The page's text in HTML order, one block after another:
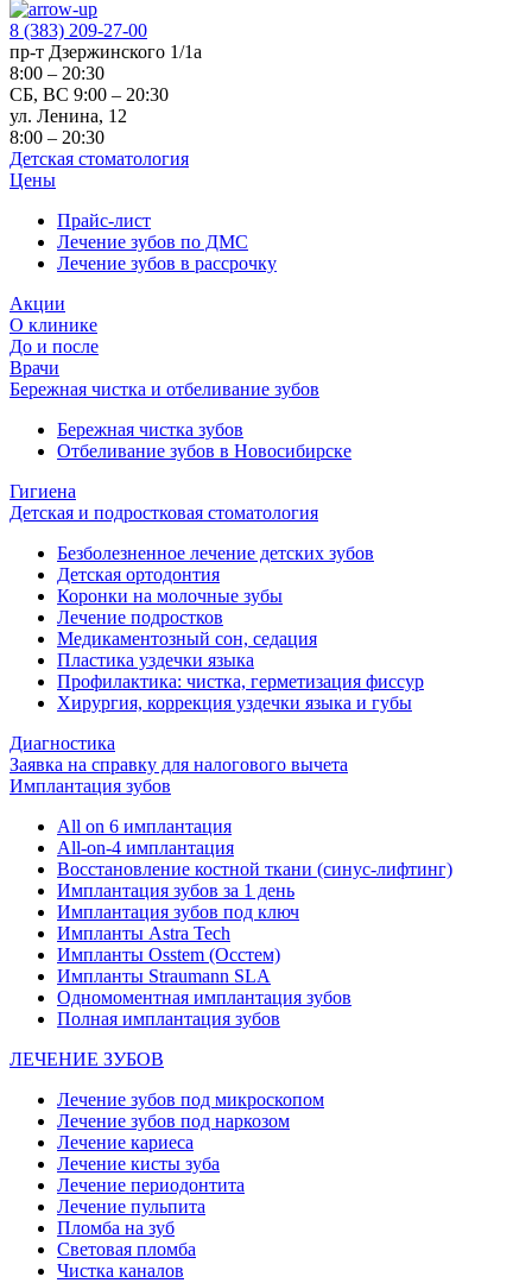
8 (383) 209-27-00
пр-т Дзержинского 1/1а
8:00 – 20:30
СБ, ВС 9:00 – 20:30
ул. Ленина, 12
8:00 – 20:30
Детская стоматология
Цены
Прайс-лист
Лечение зубов по ДМС
Лечение зубов в рассрочку
Акции
О клинике
До и после
Врачи
Бережная чистка и отбеливание зубов
Бережная чистка зубов
Отбеливание зубов в Новосибирске
Гигиена
Детская и подростковая стоматология
Безболезненное лечение детских зубов
Детская ортодонтия
Коронки на молочные зубы
Лечение подростков
Медикаментозный сон, седация
Пластика уздечки языка
Профилактика: чистка, герметизация фиссур
Хирургия, коррекция уздечки языка и губы
Диагностика
Заявка на справку для налогового вычета
Имплантация зубов
All on 6 имплантация
All-on-4 имплантация
Восстановление костной ткани (синус-лифтинг)
Имплантация зубов за 1 день
Имплантация зубов под ключ
Импланты Astra Tech
Импланты Osstem (Осстем)
Импланты Straumann SLA
Одномоментная имплантация зубов
Полная имплантация зубов
ЛЕЧЕНИЕ ЗУБОВ
Лечение зубов под микроскопом
Лечение зубов под наркозом
Лечение кариеса
Лечение кисты зуба
Лечение периодонтита
Лечение пульпита
Пломба на зуб
Световая пломба
Чистка каналов